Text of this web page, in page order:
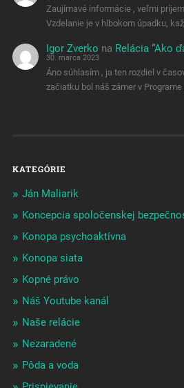
Zaujímavé informácie , veľmi
Vzdelanie je v hlbokom úpadku,
Igor Zverko na Relácia “Ako
30. marca 2023
Áno súhlasím , ja ten rozdiel v
začiatku bol náš zámer v Programe
KATEGÓRIE
Ján Maliarik
Koncepcia spoločenskej
Konopa psychoaktívna
Konopa siata
Kopné právo
Náš Youtube kanál
Naše relácie
Nezaradené
Pôda a voda